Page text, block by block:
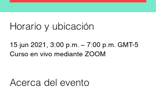
Horario y ubicación
15 jun 2021, 3:00 p.m. – 7:00 p.m. GMT-5
Curso en vivo mediante ZOOM
Acerca del evento